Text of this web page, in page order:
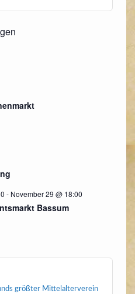
- November 29 @ 18:00
Bassum
größter Mittelalterverein